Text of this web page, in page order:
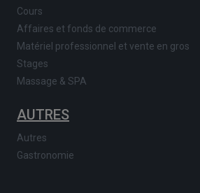
Cours
Affaires et fonds de commerce
Matériel professionnel et vente en gros
Stages
Massage & SPA
AUTRES
Autres
Gastronomie